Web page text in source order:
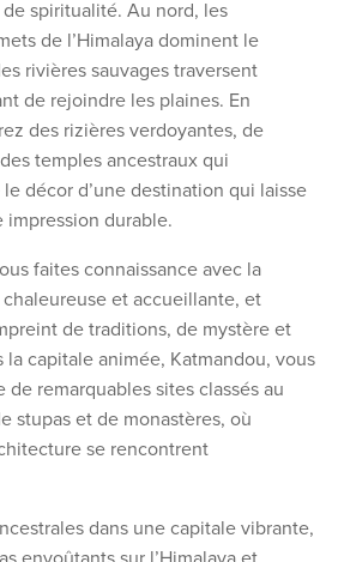
nos thèmes
offres
Mauritius
Travelworld
spiritualité. Au nord, les
de l’Himalaya dominent le
rivières sauvages traversent
de rejoindre les plaines. En
des rizières verdoyantes, de
temples ancestraux qui
décor d’une destination qui laisse
durable.
faites connaissance avec la
et accueillante, et
de traditions, de mystère et
capitale animée, Katmandou, vous
remarquables sites classés au
stupas et de monastères, où
se rencontrent
dans une capitale vibrante,